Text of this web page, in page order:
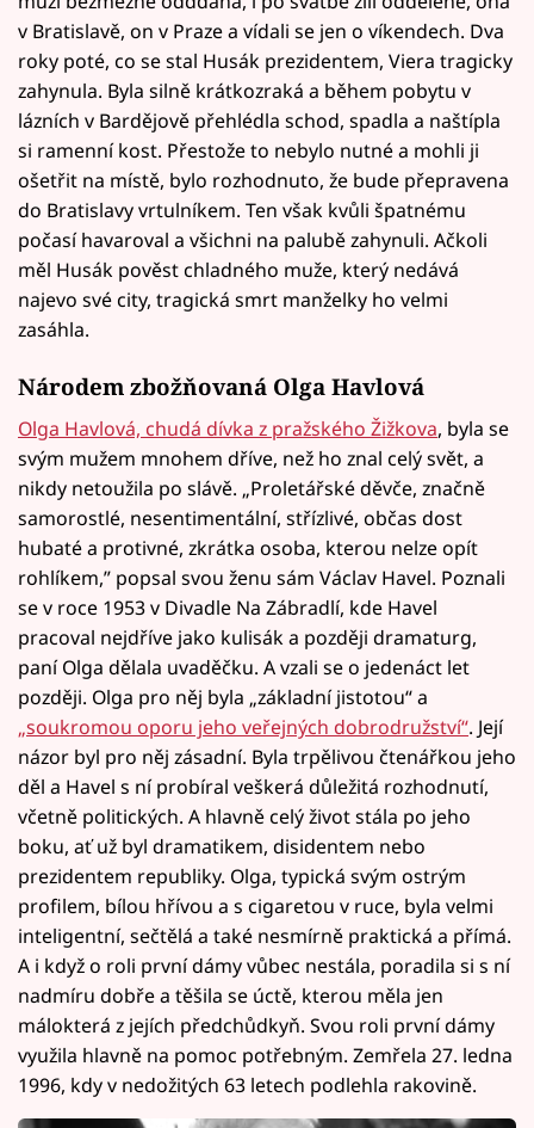
v Bratislavě, on v Praze a vídali se jen o víkendech. Dva
roky poté, co se stal Husák prezidentem, Viera tragicky
zahynula. Byla silně krátkozraká a během pobytu v
lázních v Bardějově přehlédla schod, spadla a naštípla
si ramenní kost. Přestože to nebylo nutné a mohli ji
ošetřit na místě, bylo rozhodnuto, že bude přepravena
do Bratislavy vrtulníkem. Ten však kvůli špatnému
počasí havaroval a všichni na palubě zahynuli. Ačkoli
měl Husák pověst chladného muže, který nedává
najevo své city, tragická smrt manželky ho velmi
zasáhla.
Národem zbožňovaná Olga Havlová
Olga Havlová, chudá dívka z pražského Žižkova, byla se
svým mužem mnohem dříve, než ho znal celý svět, a
nikdy netoužila po slávě. „Proletářské děvče, značně
samorostlé, nesentimentální, střízlivé, občas dost
hubaté a protivné, zkrátka osoba, kterou nelze opít
rohlíkem,” popsal svou ženu sám Václav Havel. Poznali
se v roce 1953 v Divadle Na Zábradlí, kde Havel
pracoval nejdříve jako kulisák a později dramaturg,
paní Olga dělala uvaděčku. A vzali se o jedenáct let
později. Olga pro něj byla „základní jistotou“ a
„soukromou oporu jeho veřejných dobrodružství“. Její
názor byl pro něj zásadní. Byla trpělivou čtenářkou jeho
děl a Havel s ní probíral veškerá důležitá rozhodnutí,
včetně politických. A hlavně celý život stála po jeho
boku, ať už byl dramatikem, disidentem nebo
prezidentem republiky. Olga, typická svým ostrým
profilem, bílou hřívou a s cigaretou v ruce, byla velmi
inteligentní, sečtělá a také nesmírně praktická a přímá.
A i když o roli první dámy vůbec nestála, poradila si s ní
nadmíru dobře a těšila se úctě, kterou měla jen
málokterá z jejích předchůdkyň. Svou roli první dámy
využila hlavně na pomoc potřebným. Zemřela 27. ledna
1996, kdy v nedožitých 63 letech podlehla rakovině.